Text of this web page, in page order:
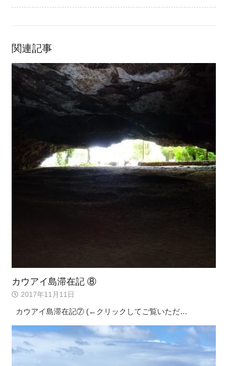
関連記事
カウアイ島滞在記 ⑧
2017年11月11日
カウアイ島滞在記⑦ (←クリックしてご覧いただ…